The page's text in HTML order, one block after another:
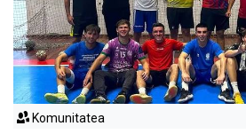
Komunitatea